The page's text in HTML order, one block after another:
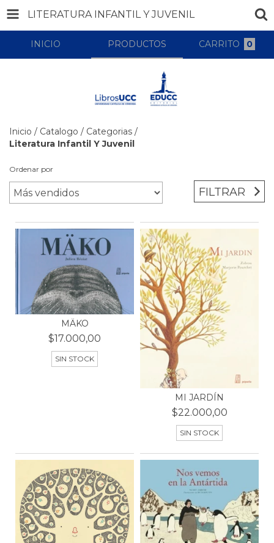
LITERATURA INFANTIL Y JUVENIL
INICIO PRODUCTOS CARRITO 0
Inicio / Catalogo / Categorias /
Literatura Infantil Y Juvenil
Ordenar por
FILTRAR
MÄKO
$17.000,00
SIN STOCK
MI JARDÍN
$22.000,00
SIN STOCK